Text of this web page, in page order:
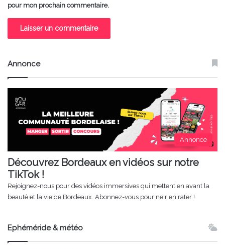
pour mon prochain commentaire.
Annonce
Annonce
Découvrez Bordeaux en vidéos sur notre
TikTok !
Rejoignez-nous pour des vidéos immersives qui mettent en avant la
beauté et la vie de Bordeaux. Abonnez-vous pour ne rien rater !
Ephéméride & météo